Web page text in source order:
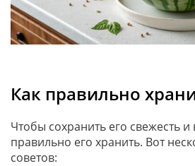
Как правильно
Чтобы сохранить его свежесть
правильно его хранить. Вот
советов: